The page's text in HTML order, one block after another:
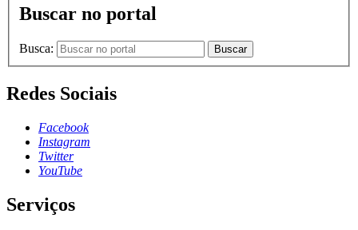
Buscar no portal
Busca: Buscar
Redes Sociais
Facebook
Instagram
Twitter
YouTube
Serviços